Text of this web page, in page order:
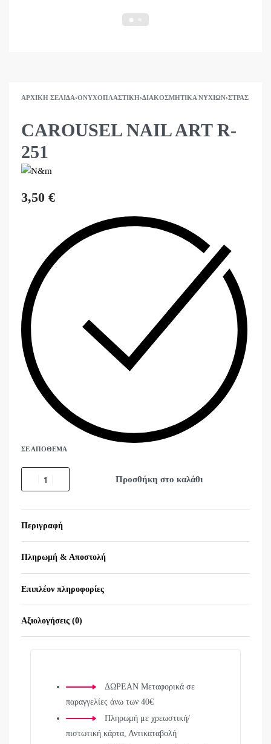
ΑΡΧΙΚΉ ΣΕΛΊΔΑ›ΟΝΥΧΟΠΛΑΣΤΙΚΉ›ΔΙΑΚΟΣΜΗΤΙΚΆ ΝΥΧΙΏΝ›ΣΤΡΑΣ
CAROUSEL NAIL ART R-
251
3,50 €
ΣΕ ΑΠΌΘΕΜΑ
Προσθήκη στο καλάθι
Περιγραφή
Πληρωμή & Αποστολή
Επιπλέον πληροφορίες
Αξιολογήσεις (0)
ΔΩΡΕΑΝ Μεταφορικά σε
παραγγελίες άνω των 40€
Πληρωμή με χρεωστική/
πιστωτική κάρτα, Αντικαταβολή